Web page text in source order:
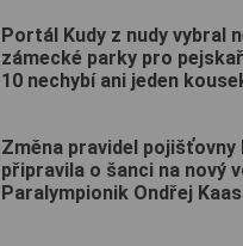
Portál Kudy z nudy vybral
zámecké parky pro
10 nechybí ani jeden
Změna pravidel pojišťovny
připravila o šanci na nový
Paralympionik Ondřej